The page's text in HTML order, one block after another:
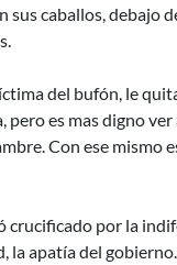
sus caballos, debajo
del bufón, le
pero es mas digno
Con ese mismo
crucificado por la
la apatía del